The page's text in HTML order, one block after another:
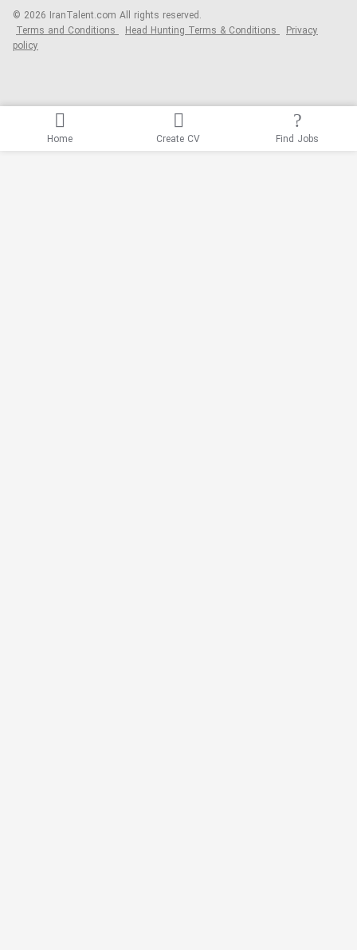
© 2026 IranTalent.com All rights reserved.
Terms and Conditions Head Hunting Terms & Conditions Privacy
policy
Home Create CV Find Jobs